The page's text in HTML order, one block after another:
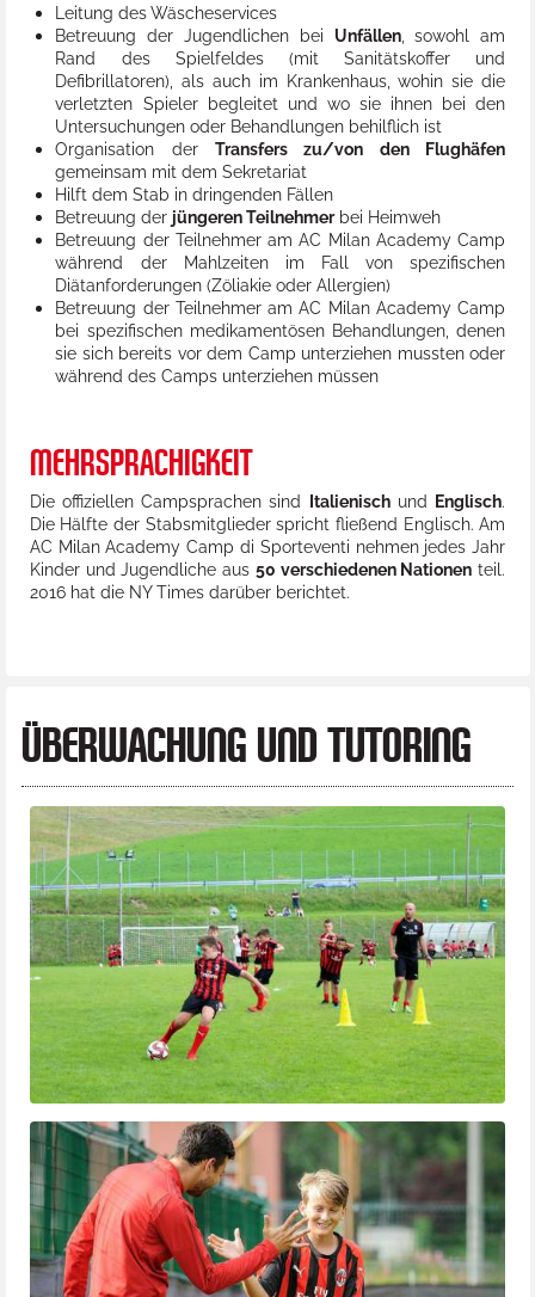
Leitung des Wäscheservices
Betreuung der Jugendlichen bei Unfällen, sowohl am
Rand des Spielfeldes (mit Sanitätskoffer und
Defibrillatoren), als auch im Krankenhaus, wohin sie die
verletzten Spieler begleitet und wo sie ihnen bei den
Untersuchungen oder Behandlungen behilflich ist
Organisation derTransfers zu/von den Flughäfen
gemeinsam mit dem Sekretariat
Hilft dem Stab in dringenden Fällen
Betreuung der jüngeren Teilnehmerbei Heimweh
Betreuung der Teilnehmer am AC Milan Academy Camp
während der Mahlzeiten im Fall von spezifischen
Diätanforderungen (Zöliakie oder Allergien)
Betreuung der Teilnehmer am AC Milan Academy Camp
bei spezifischen medikamentösen Behandlungen, denen
sie sich bereits vor dem Camp unterziehen mussten oder
während des Camps unterziehen müssen
MEHRSPRACHIGKEIT
Die offiziellen Campsprachen sind Italienischund Englisch.
Die Hälfte der Stabsmitglieder spricht fließend Englisch. Am
AC Milan Academy Camp di Sporteventi nehmen jedes Jahr
Kinder und Jugendliche aus 50 verschiedenen Nationen teil.
2016 hat die NY Times darüber berichtet.
ÜBERWACHUNG UND TUTORING